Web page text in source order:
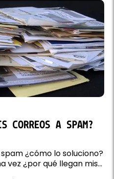
CORREOS A SPAM?
¿cómo lo soluciono?
vez ¿por qué llegan mis...